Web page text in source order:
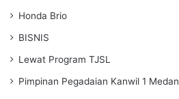
Honda Brio
BISNIS
Lewat Program TJSL
Pimpinan Pegadaian Kanwil 1 Medan